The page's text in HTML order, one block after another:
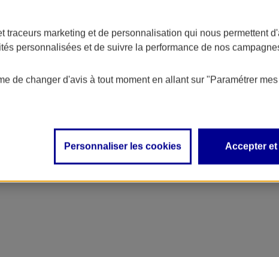
traceurs marketing et de personnalisation qui nous permettent
personnalisées et de suivre la performance de nos
de changer d'avis à tout moment en allant sur "Paramétrer mes
Personnaliser les cookies Accepter et